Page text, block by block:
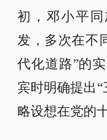
初，邓小平
发，多次在不
代化道路”的
宾时明确提出
略设想在党的